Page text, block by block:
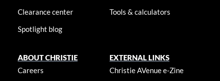
Clearance center
Spotlight blog
Tools & calculators
ABOUT CHRISTIE
Careers
EXTERNAL LINKS
Christie AVenue e-Zine